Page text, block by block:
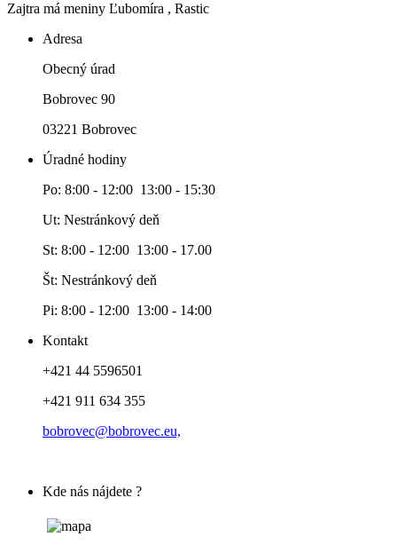
Zajtra má meniny Ľubomíra , Rastic
Adresa
Obecný úrad
Bobrovec 90
03221 Bobrovec
Úradné hodiny
Po: 8:00 - 12:00 13:00 - 15:30
Ut: Nestránkový deň
St: 8:00 - 12:00 13:00 - 17.00
Št: Nestránkový deň
Pi: 8:00 - 12:00 13:00 - 14:00
Kontakt
+421 44 5596501
+421 911 634 355
bobrovec@bobrovec.eu,
Kde nás nájdete ?